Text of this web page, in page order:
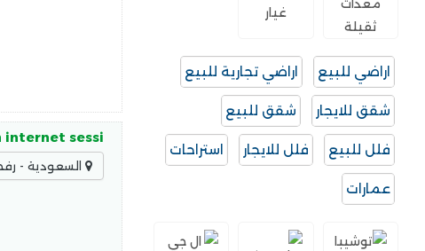
اراضي للبيع اراضي تجارية للبيع
شقق للايجار شقق للبيع
فلل للبيع فلل للايجار استراحات
عمارات
internet sessi
السعودية -